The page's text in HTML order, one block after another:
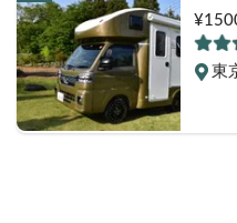
ペッ
グカ
ン・
にオ
東